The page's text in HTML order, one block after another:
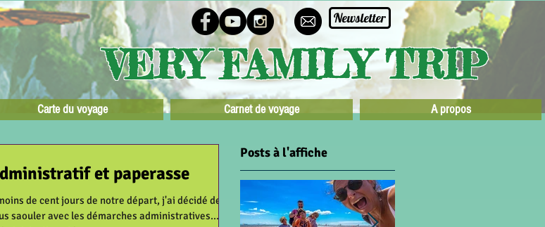
Carte du voyage Carnet de voyage A propos
VERY FAMILY TRIP
Newsletter
et paperasse
de cent jours de notre départ, j'ai décidé de
saouler avec les démarches administratives... Ah
Posts à l'affiche